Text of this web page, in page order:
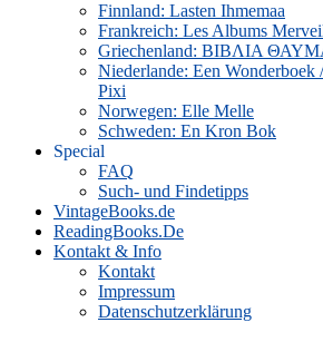
Finnland: Lasten Ihmemaa
Frankreich: Les Albums
Griechenland: ΒΙΒΛΙΑ
Niederlande: Een Wonderboek
Pixi
Norwegen: Elle Melle
Schweden: En Kron Bok
Special
FAQ
Such- und Findetipps
VintageBooks.de
ReadingBooks.De
Kontakt & Info
Kontakt
Impressum
Datenschutzerklärung